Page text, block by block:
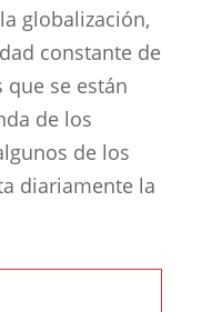
globalización,
constante de
se están
de los
de los
diariamente la